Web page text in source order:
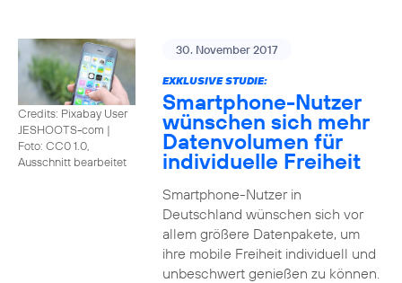
Credits: Pixabay User
JESHOOTS-com |
Foto: CC0 1.0,
Ausschnitt bearbeitet
30. November 2017
EXKLUSIVE STUDIE:
Smartphone-Nutzer
wünschen sich mehr
Datenvolumen für
individuelle Freiheit
Smartphone-Nutzer in
Deutschland wünschen sich vor
allem größere Datenpakete, um
ihre mobile Freiheit individuell und
unbeschwert genießen zu können.